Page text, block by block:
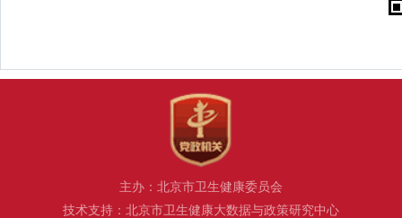
主办：北京市卫生健康委员会
技术支持：北京市卫生健康大数据与政策研究中心